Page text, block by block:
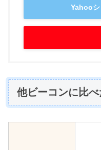
Yahooシ
他ビーコンに比